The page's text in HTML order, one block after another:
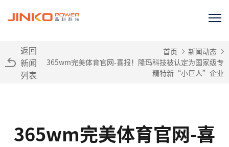
返回
新闻
列表
首页
新闻动态
365wm完美体育官网-喜报！隆玛科技被认定为国家级专
精特新“小巨人”企业
365wm完美体育官网-喜